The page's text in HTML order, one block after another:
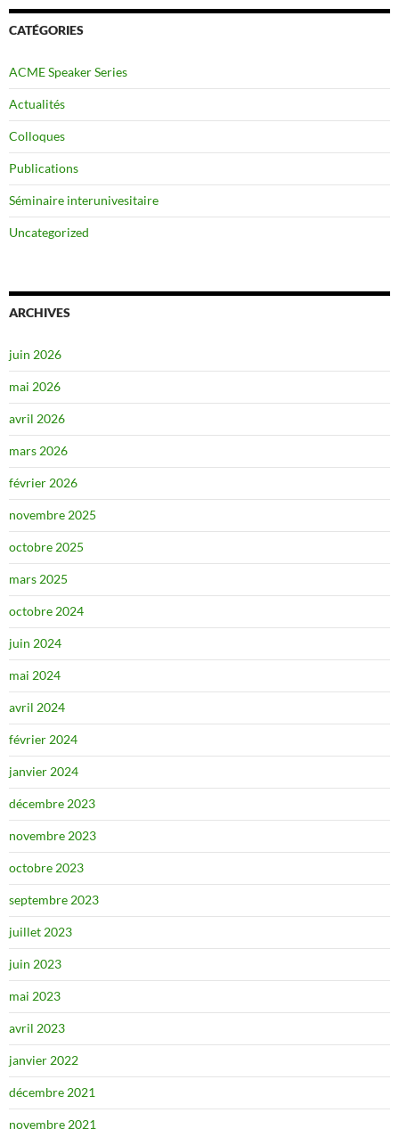
CATÉGORIES
ACME Speaker Series
Actualités
Colloques
Publications
Séminaire interunivesitaire
Uncategorized
ARCHIVES
juin 2026
mai 2026
avril 2026
mars 2026
février 2026
novembre 2025
octobre 2025
mars 2025
octobre 2024
juin 2024
mai 2024
avril 2024
février 2024
janvier 2024
décembre 2023
novembre 2023
octobre 2023
septembre 2023
juillet 2023
juin 2023
mai 2023
avril 2023
janvier 2022
décembre 2021
novembre 2021